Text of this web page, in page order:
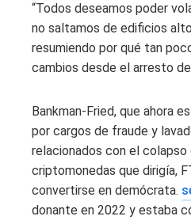
“Todos deseamos poder
no saltamos de edificios
resumiendo por qué tan
cambios desde el arresto
Bankman-Fried, que ahora
por cargos de fraude y
relacionados con el
criptomonedas que dirigía,
convertirse en demócrata.
donante en 2022 y estaba